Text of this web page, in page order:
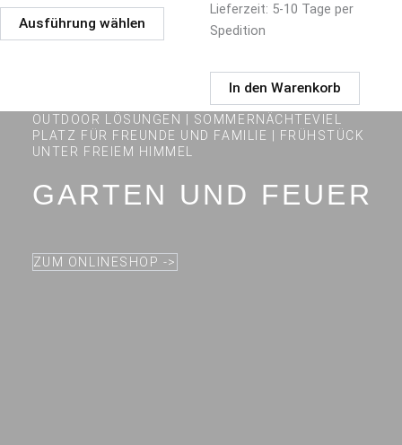
Ausführung wählen
gewählt Lieferzeit: 5-10 Tage per
Spedition
In den Warenkorb
OUTDOOR LÖSUNGEN | SOMMERNÄCHTEVIEL
PLATZ FÜR FREUNDE UND FAMILIE | FRÜHSTÜCK
UNTER FREIEM HIMMEL
GARTEN UND FEUER
ZUM ONLINESHOP ->